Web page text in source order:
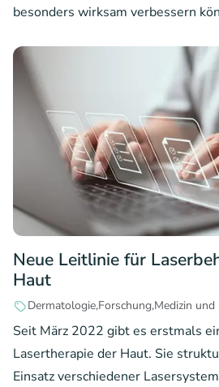
besonders wirksam verbessern
Neue Leitlinie für
Haut
DermatologieForschungMedizin und
Seit März 2022 gibt es erstmals
Lasertherapie der Haut. Sie
Einsatz verschiedener